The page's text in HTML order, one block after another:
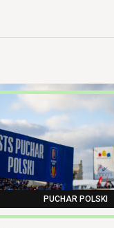
PUCHAR POLSKI